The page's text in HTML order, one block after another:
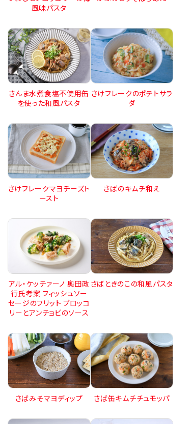
風味パスタ
さんま水煮食塩不使用缶
を使った和風パスタ
さけフレークのポテトサラ
ダ
さけフレークマヨチーズト
ースト
さばのキムチ和え
アル・ケッチァーノ 奥田政
行氏考案 フィッシュソー
セージのフリット ブロッコ
リーとアンチョビのソース
さばときのこの和風パスタ
さばみそマヨディップ さば缶キムチチュモッパ